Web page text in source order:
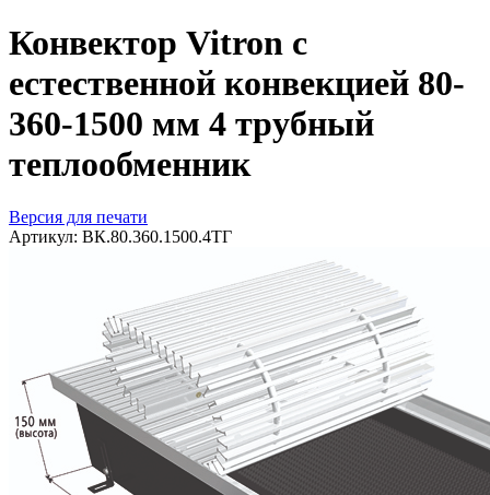
Конвектор Vitron с
естественной конвекцией 80-
360-1500 мм 4 трубный
теплообменник
Версия для печати
Артикул: ВК.80.360.1500.4ТГ